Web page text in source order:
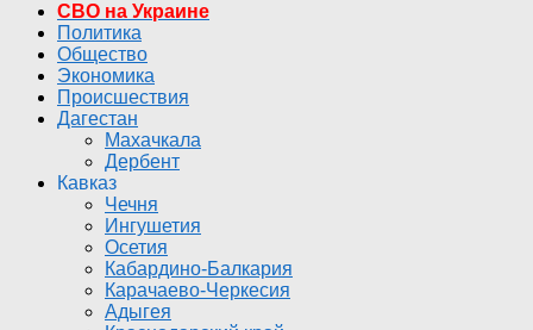
СВО на Украине
Политика
Общество
Экономика
Происшествия
Дагестан
Махачкала
Дербент
Кавказ
Чечня
Ингушетия
Осетия
Кабардино-Балкария
Карачаево-Черкесия
Адыгея